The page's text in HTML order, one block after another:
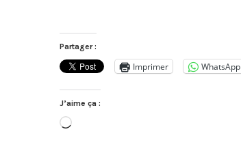
Partager :
Imprimer WhatsApp
J’aime ça :
Chargement…